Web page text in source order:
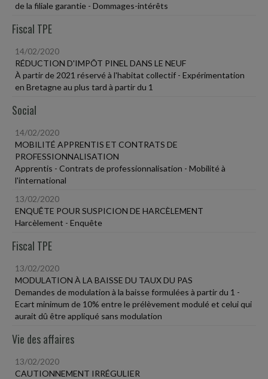
de la filiale garantie - Dommages-intérêts
Fiscal TPE
14/02/2020
RÉDUCTION D'IMPÔT PINEL DANS LE NEUF
À partir de 2021 réservé à l'habitat collectif - Expérimentation
en Bretagne au plus tard à partir du 1
Social
14/02/2020
MOBILITÉ APPRENTIS ET CONTRATS DE
PROFESSIONNALISATION
Apprentis - Contrats de professionnalisation - Mobilité à
l'international
13/02/2020
ENQUÊTE POUR SUSPICION DE HARCÈLEMENT
Harcèlement - Enquête
Fiscal TPE
13/02/2020
MODULATION À LA BAISSE DU TAUX DU PAS
Demandes de modulation à la baisse formulées à partir du 1 -
Ecart minimum de 10% entre le prélèvement modulé et celui qui
aurait dû être appliqué sans modulation
Vie des affaires
13/02/2020
CAUTIONNEMENT IRRÉGULIER